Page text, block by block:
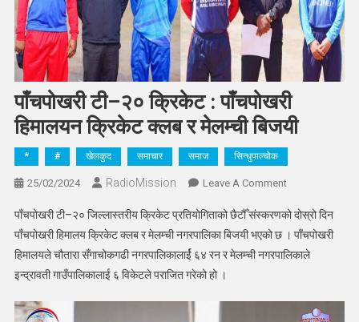
पाँचपोखरी टी–२० क्रिकेट : पाँचपोखरी
हिमालयन क्रिकेट क्लब र मेलम्ची बिजयी
* # खेलकुद समाचार समाज सिन्धुपाल्चोक
25/02/2024 RadioMission Leave A CommentOn
टी–
२०
क्रिकेट
हिमालयन
पाँचपोखरी टी–२० जिल्लास्तरीय क्रिकेट प्रतियोगिताको छैटौँ संस्करणको दोस्रो दिन
पाँचपोखरी हिमालय क्रिकेट क्लब र मेलम्ची नगरपालिका बिजयी भएको छ । पाँचपोखरी
हिमालयले चौतारा सँगाचोकगढी नगरपालिकालार्ई ६४ रन र मेलम्ची नगरपालिकाले
इन्द्रावती गाउँपालिकालाई ६ विकेटले पराजित गरेको हो ।